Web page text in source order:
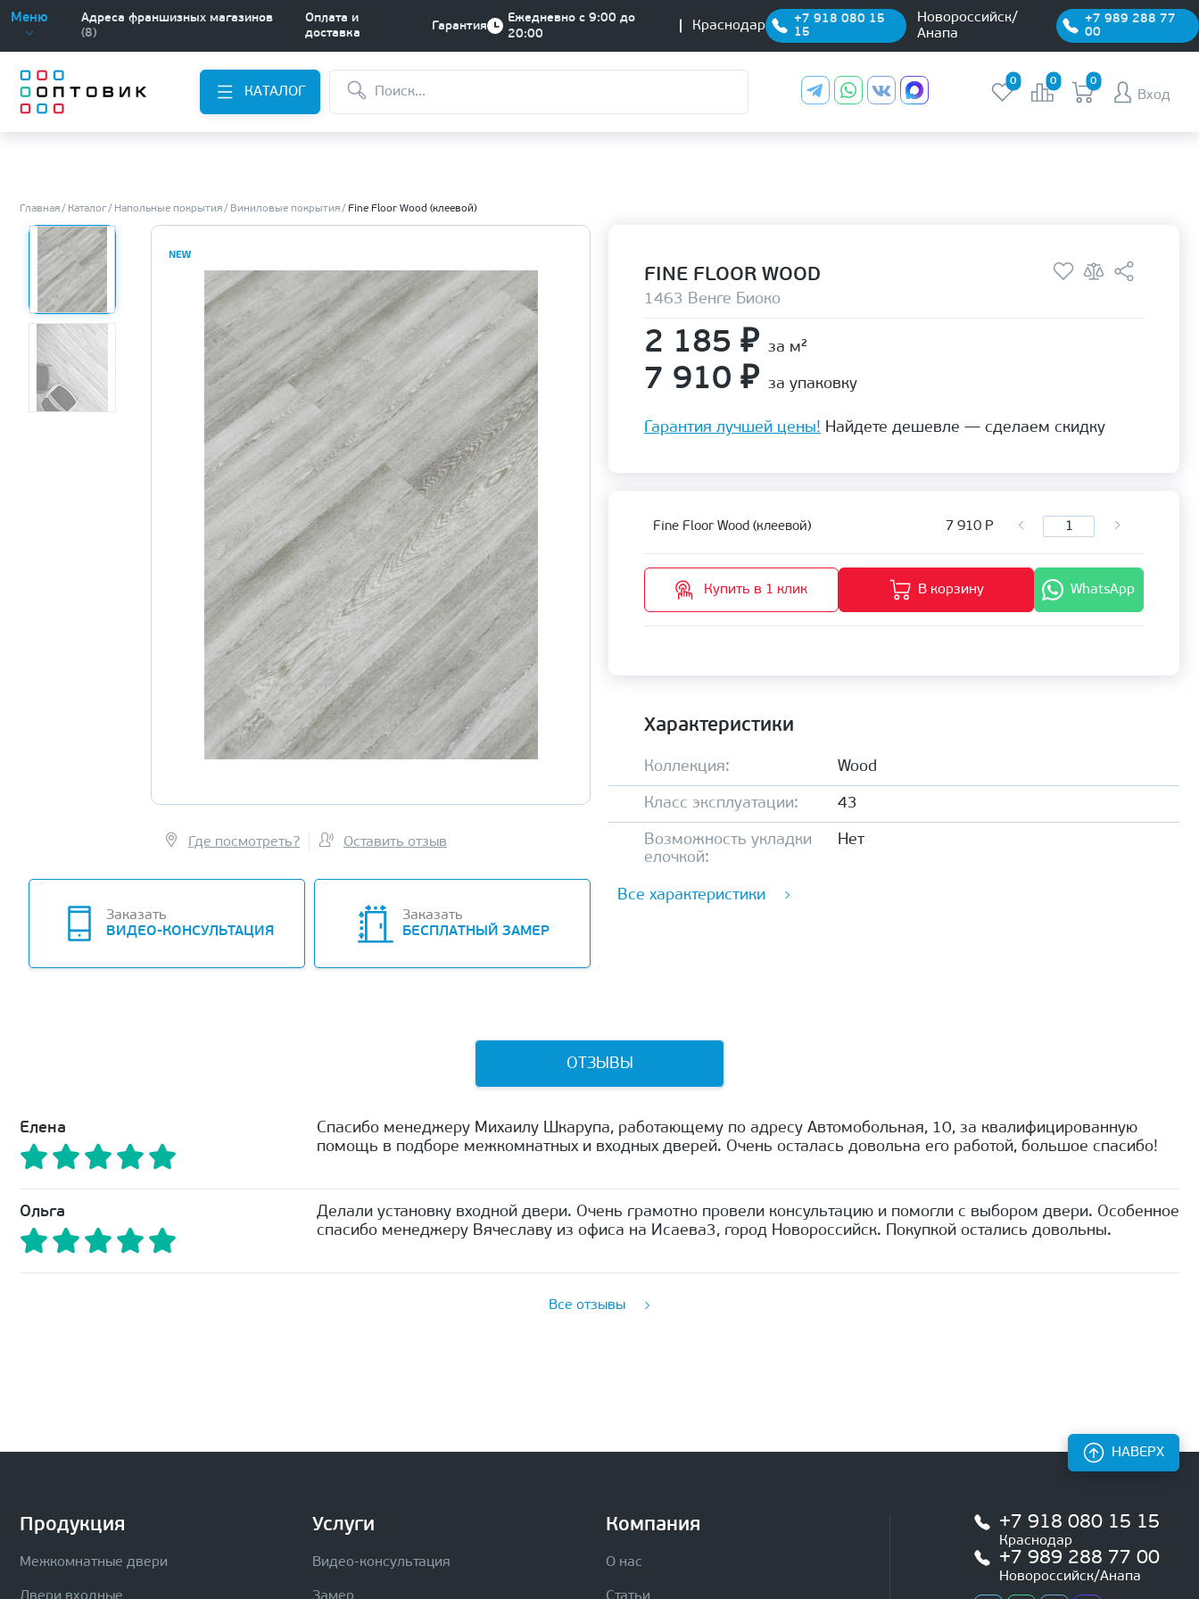
Меню
Адреса франшизных магазинов
(8)
Оплата и
доставка
Гарантия
Ежедневно с 9:00 до
20:00
Краснодар
+7 918 080 15
15
Новороссийск/
Анапа
+7 989 288 77
00
КАТАЛОГ
0 0 0
Вход
Главная Каталог Напольные покрытия Виниловые покрытия Fine Floor Wood (клеевой)
Где посмотреть? Оставить отзыв
Заказать
ВИДЕО-КОНСУЛЬТАЦИЯ
Заказать
БЕСПЛАТНЫЙ ЗАМЕР
FINE FLOOR WOOD
1463 Венге Биоко
2 185 ₽ за м²
7 910 ₽ за упаковку
Гарантия лучшей цены! Найдете дешевле — сделаем скидку
Fine Floor Wood (клеевой) 7 910 Р
Купить в 1 клик В корзину WhatsApp
Характеристики
Коллекция: Wood
Класс эксплуатации: 43
Возможность укладки
елочкой:
Нет
Все характеристики
ОТЗЫВЫ
Елена
Спасибо менеджеру Михаилу Шкарупа, работающему по адресу Автомобольная, 10, за квалифицированную
помощь в подборе межкомнатных и входных дверей. Очень осталась довольна его работой, большое спасибо!
Ольга
Делали установку входной двери. Очень грамотно провели консультацию и помогли с выбором двери. Особенное
спасибо менеджеру Вячеславу из офиса на Исаева3, город Новороссийск. Покупкой остались довольны.
Все отзывы
Продукция
Межкомнатные двери
Услуги
Видео-консультация
Компания
О нас
+7 918 080 15 15
Краснодар
+7 989 288 77 00
Новороссийск/Анапа
НАВЕРХ